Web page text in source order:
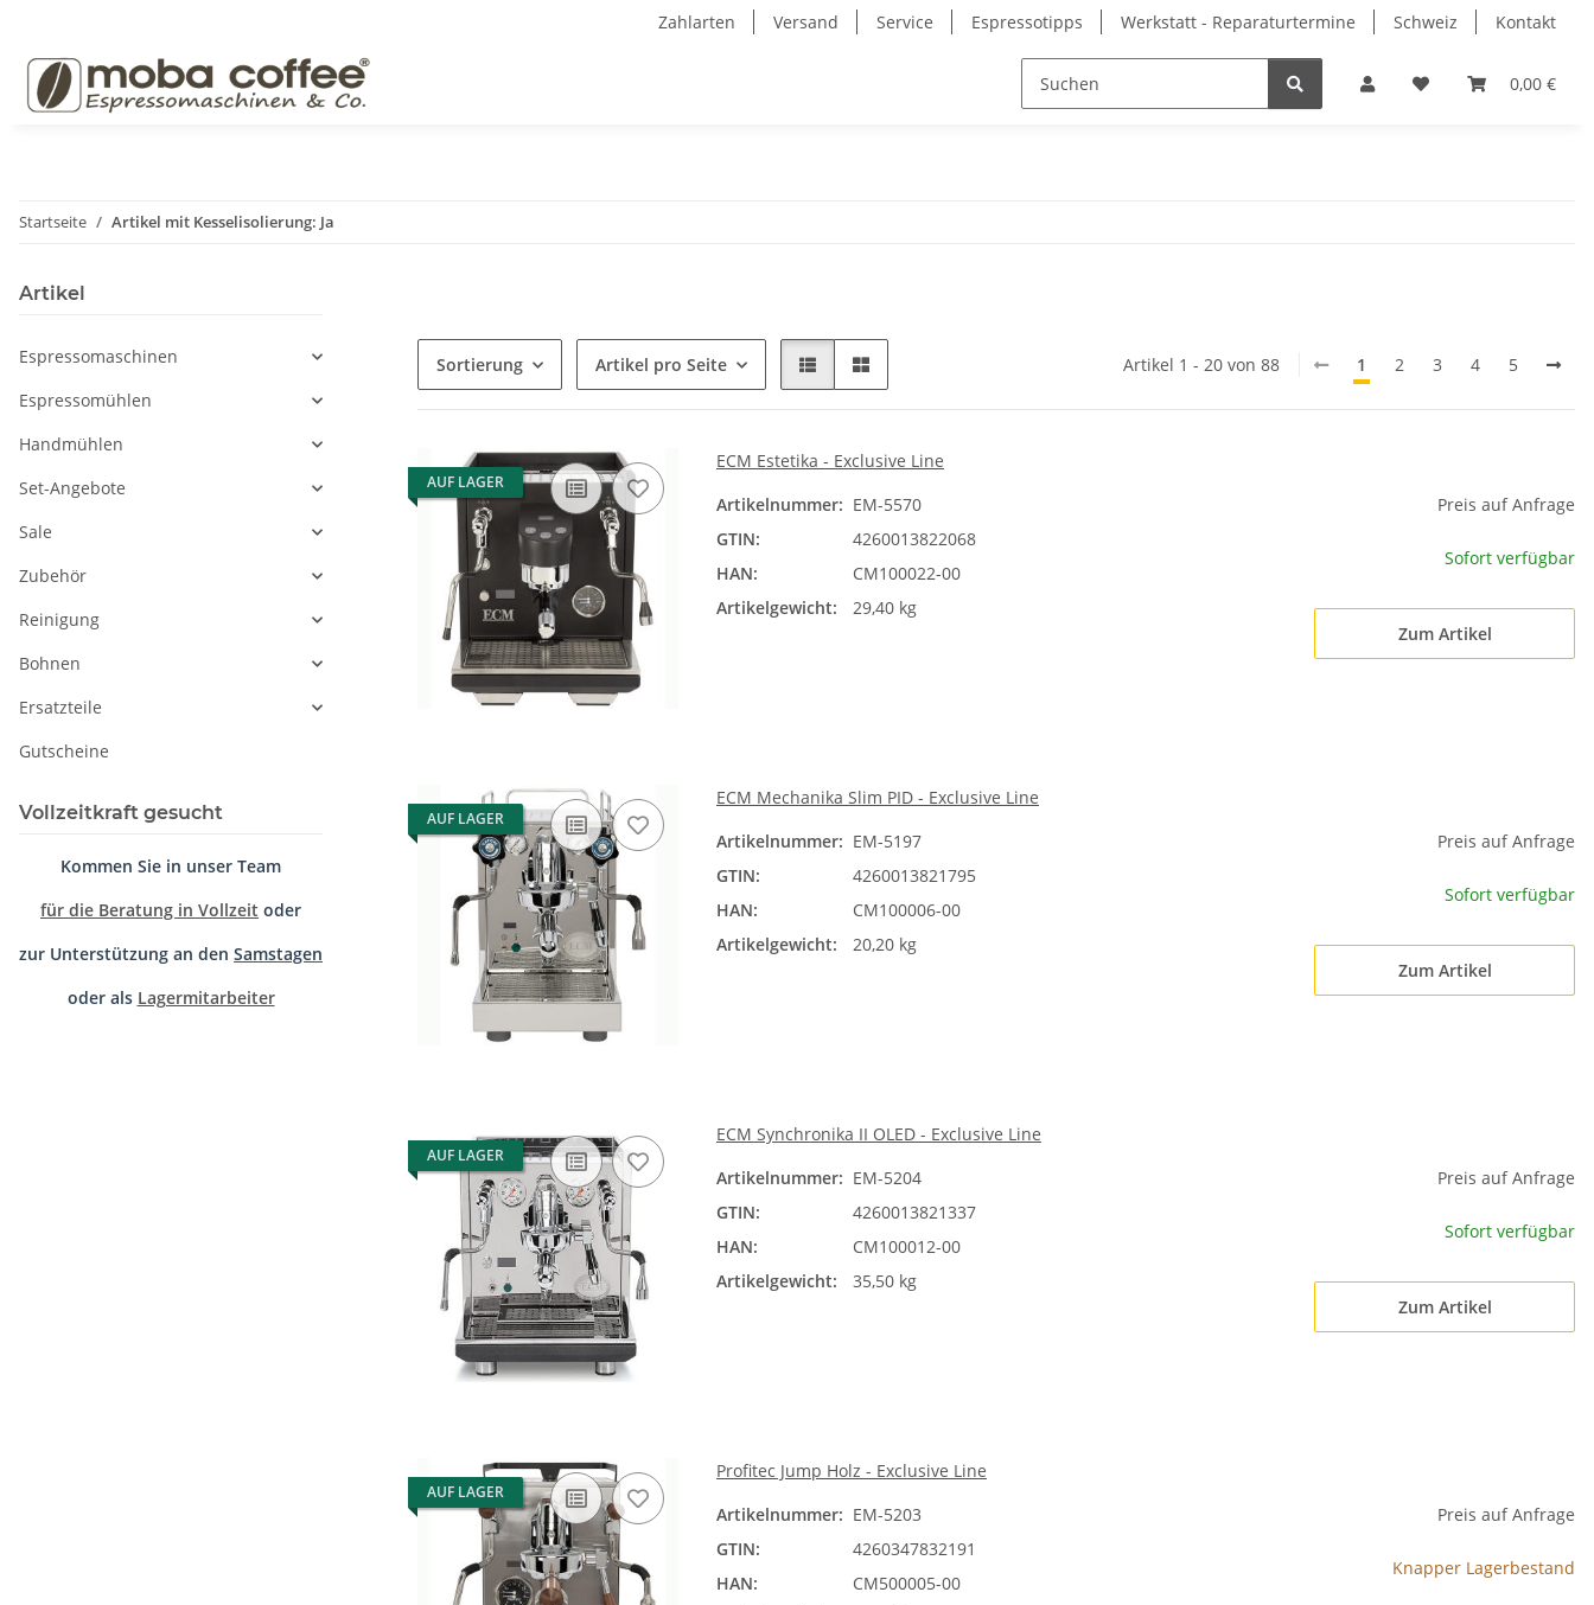
Zahlarten Versand Service Espressotipps Werkstatt - Reparaturtermine Schweiz Kontakt
0,00 €
Startseite Artikel mit Kesselisolierung: Ja
Sortierung Artikel pro Seite Artikel 1 - 20 von 88 1 2 3 4 5
AUF LAGER
ECM Estetika - Exclusive Line
Artikelnummer: EM-5570
GTIN:
4260013822068
HAN:
CM100022-00
Artikelgewicht:
29,40 kg
Preis auf Anfrage
Sofort verfügbar
Zum Artikel
AUF LAGER
ECM Mechanika Slim PID - Exclusive Line
Artikelnummer: EM-5197
GTIN:
4260013821795
HAN:
CM100006-00
Artikelgewicht:
20,20 kg
Preis auf Anfrage
Sofort verfügbar
Zum Artikel
AUF LAGER
ECM Synchronika II OLED - Exclusive Line
Artikelnummer: EM-5204
GTIN:
4260013821337
HAN:
CM100012-00
Artikelgewicht:
35,50 kg
Preis auf Anfrage
Sofort verfügbar
Zum Artikel
AUF LAGER
Profitec Jump Holz - Exclusive Line
Artikelnummer: EM-5203
GTIN:
4260347832191
HAN:
CM500005-00
Preis auf Anfrage
Knapper Lagerbestand
Artikel
Espressomaschinen
Espressomühlen
Handmühlen
Set-Angebote
Sale
Zubehör
Reinigung
Bohnen
Ersatzteile
Gutscheine
Vollzeitkraft gesucht
Kommen Sie in unser Team
für die Beratung in Vollzeit oder
zur Unterstützung an den Samstagen
oder als Lagermitarbeiter